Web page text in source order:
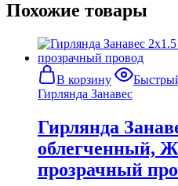
Похожие товары
В корзину
Гирлянда Занавес
Гирлянда
прозрачный